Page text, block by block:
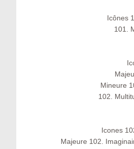
Icônes
101.
Mineure
102.
Icones
Majeure 102.